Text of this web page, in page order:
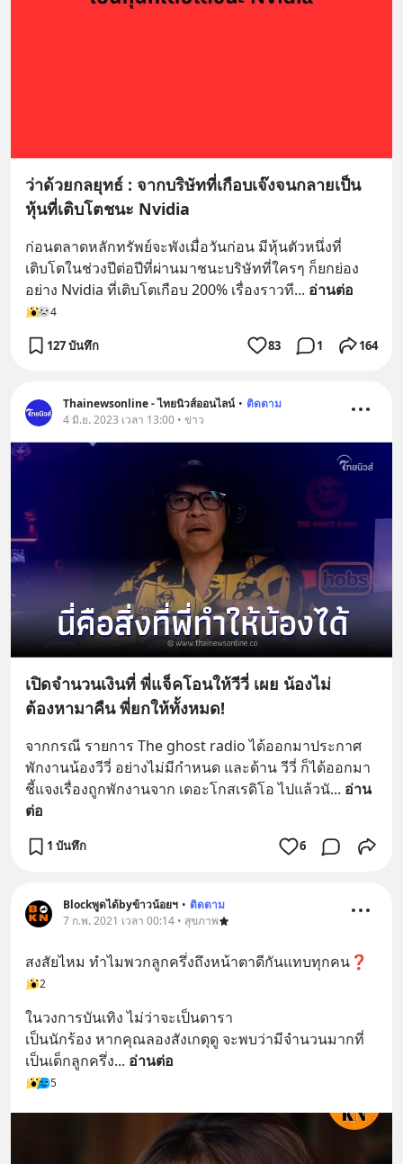
ว่าด้วยกลยุทธ์ : จากบริษัทที่เกือบเจ๊งจนกลายเป็น
หุ้นที่เติบโตชนะ Nvidia
ก่อนตลาดหลักทรัพย์จะพังเมื่อวันก่อน มีหุ้นตัวหนึ่งที่
เติบโตในช่วงปีต่อปีที่ผ่านมาชนะบริษัทที่ใครๆ ก็ยกย่อง
อย่าง Nvidia ที่เติบโตเกือบ 200% เรื่องราวที... อ่านต่อ
4
127 บันทึก 83 1 164
Thainewsonline - ไทยนิวส์ออนไลน์ • ติดตาม
4 มิ.ย. 2023 เวลา 13:00 • ข่าว
เปิดจำนวนเงินที่ พี่แจ็คโอนให้วีวี่ เผย น้องไม่
ต้องหามาคืน พี่ยกให้ทั้งหมด!
จากกรณี รายการ The ghost radio ได้ออกมาประกาศ
พักงานน้องวีวี่ อย่างไม่มีกำหนด และด้าน วีวี่ ก็ได้ออกมา
ชี้แจงเรื่องถูกพักงานจาก เดอะโกสเรดิโอ ไปแล้วนั... อ่าน
ต่อ
1 บันทึก 6
Blockพูดได้byข้าวน้อยฯ • ติดตาม
7 ก.พ. 2021 เวลา 00:14 • สุขภาพ
สงสัยไหม ทำไมพวกลูกครึ่งถึงหน้าตาดีกันแทบทุกคน❓
2
ในวงการบันเทิง ไม่ว่าจะเป็นดารา
เป็นนักร้อง หากคุณลองสังเกตุดู จะพบว่ามีจำนวนมากที่
เป็นเด็กลูกครึ่ง... อ่านต่อ
5